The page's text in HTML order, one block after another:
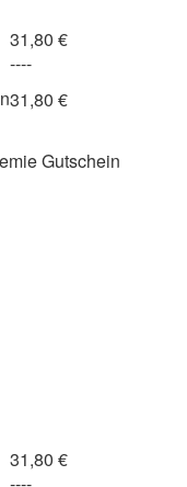
31,80 €
----
31,80 €
31,80 €